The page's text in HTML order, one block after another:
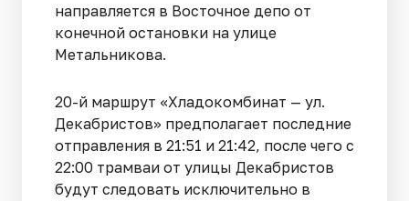
направляется в Восточное депо от
конечной остановки на улице
Метальникова.
20-й маршрут «Хладокомбинат — ул.
Декабристов» предполагает последние
отправления в 21:51 и 21:42, после чего с
22:00 трамваи от улицы Декабристов
будут следовать исключительно в